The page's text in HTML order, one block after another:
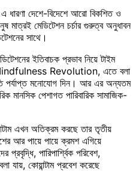
দেশে-বিদেশে আরো বিকশিত ও
মাত্রই মেডিটেশন চর্চার গুরুত্ব অনুধাবন
সাথে।
ইতিবাচক প্রভাব নিয়ে টাইম
Mindfulness Revolution, এতে বলা
পর্যাপ্ত মনোযোগ দিন। আর এর অন্যতম
মানসিক পেশাগত পারিবারিক সামাজিক-
এখন অতিক্রম করছে তার তৃতীয়
আর পায়ে পায়ে ক্রমশ এগিয়ে
পারিপার্শ্বিক পরিবেশ,
যায়, কোয়ান্টাম প্রবেশ করেছে